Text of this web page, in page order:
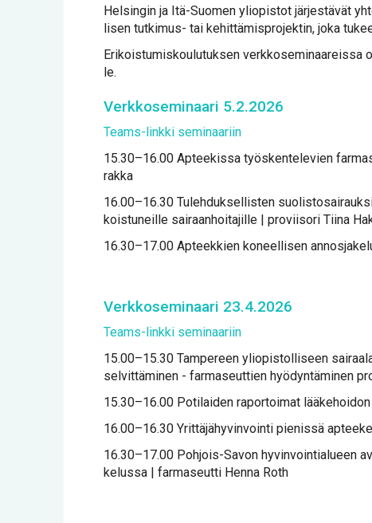
Hel­sin­gin ja Itä-Suo­men yli­opis­tot jär­jes­tä­vät
li­sen tut­ki­mus- tai ke­hit­tä­mis­pro­jek­tin, jo­ka
Eri­kois­tu­mis­kou­lu­tuk­sen
le.
Verk­ko­se­mi­naa­ri 5.2.2026
Teams-link­ki se­mi­naa­riin
15.30–16.00 Ap­tee­kis­sa työs­ken­te­le­vien
rak­ka
16.00–16.30 Tu­leh­duk­sel­lis­ten
kois­tu­neil­le sai­raan­hoi­ta­jil­le | pro­vii­so­ri Tii­na
16.30–17.00 Ap­teek­kien ko­neel­li­sen
Verk­ko­se­mi­naa­ri 23.4.2026
Teams-link­ki se­mi­naa­riin
15.00–15.30 Tam­pe­reen yli­opis­tol­li­seen
sel­vit­tä­mi­nen - far­ma­seut­tien hyö­dyn­tä­mi­nen
15.30–16.00 Po­ti­lai­den ra­por­toi­mat
16.00–16.30 Yrit­tä­jä­hy­vin­voin­ti pie­nis­sä
16.30–17.00 Poh­jois-Sa­von hy­vin­voin­tia­lu­een
ke­lus­sa | far­ma­seut­ti Hen­na Roth